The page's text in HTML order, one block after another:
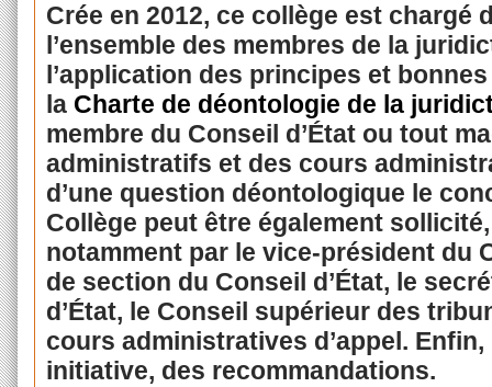
Crée en 2012, ce collège est chargé
l’ensemble des membres de la
l’application des principes et
la Charte de déontologie de la
membre du Conseil d’État ou tout
administratifs et des cours
d’une question déontologique le
Collège peut être également
notamment par le vice-président du
de section du Conseil d’État, le
d’État, le Conseil supérieur des
cours administratives d’appel.
initiative, des recommandations.